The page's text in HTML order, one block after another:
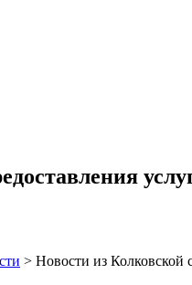
> Новости из Колковской